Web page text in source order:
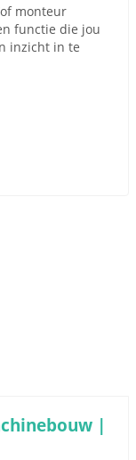
monteur
functie die jou
inzicht in te
|